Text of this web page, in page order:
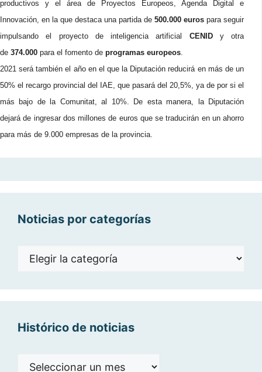
productivos y el área de Proyectos Europeos, Agenda Digital e
Innovación, en la que destaca una partida de 500.000 euros para seguir
impulsando el proyecto de inteligencia artificial CENIDy otra
de 374.000 para el fomento de programas europeos.
2021 será también el año en el que la Diputación reducirá en más de un
50% el recargo provincial del IAE, que pasará del 20,5%, ya de por si el
más bajo de la Comunitat, al 10%. De esta manera, la Diputación
dejará de ingresar dos millones de euros que se traducirán en un ahorro
para más de 9.000 empresas de la provincia.
Noticias por categorías
Noticias
Histórico de noticias
Histórico